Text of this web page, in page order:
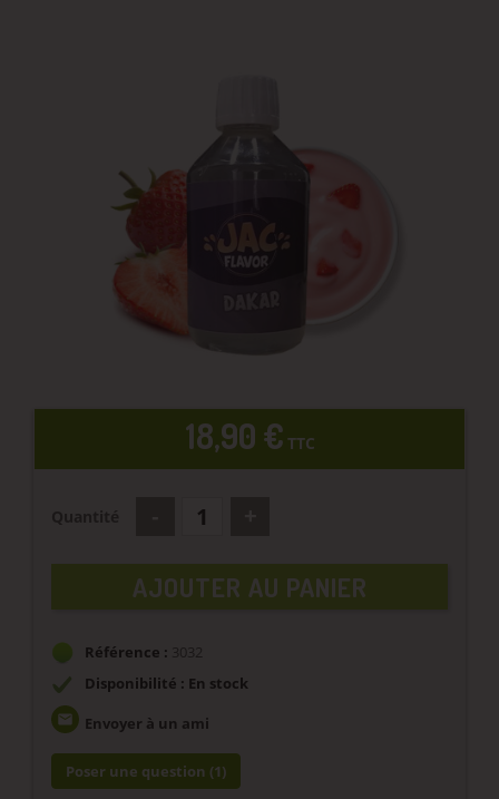
18,90 € TTC
AJOUTER AU PANIER
Référence :
3032
Disponibilité : En stock
email Envoyer à un ami
Poser une question (1)